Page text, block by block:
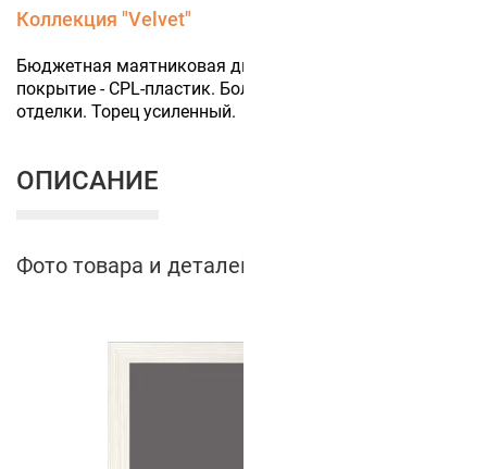
Коллекция "Velvet"
Бюджетная маятниковая дверь. Полотно глухое МДФ,
покрытие - CPL-пластик. Более 50+ цветов финишной
отделки. Торец усиленный.
ОПИСАНИЕ
Фото товара и деталей